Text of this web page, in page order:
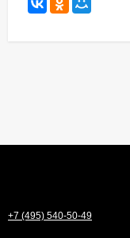
+7 (495) 540-50-49